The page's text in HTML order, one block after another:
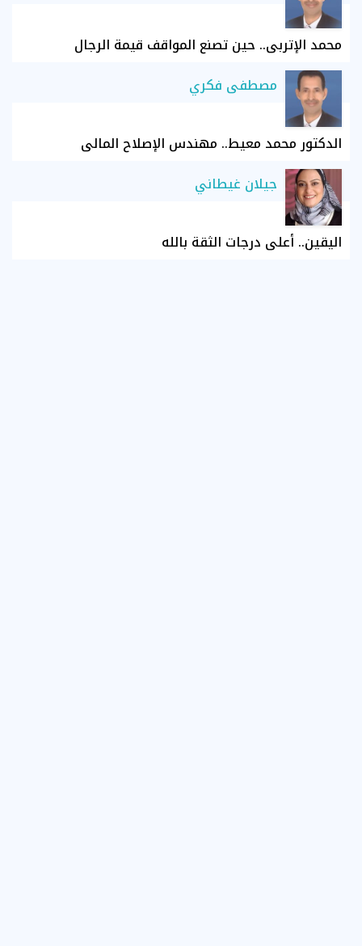
محمد الإتربي.. حين تصنع المواقف قيمة الرجال
مصطفى فكري
الدكتور محمد معيط.. مهندس الإصلاح المالي
جيلان غيطاني
اليقين.. أعلى درجات الثقة بالله